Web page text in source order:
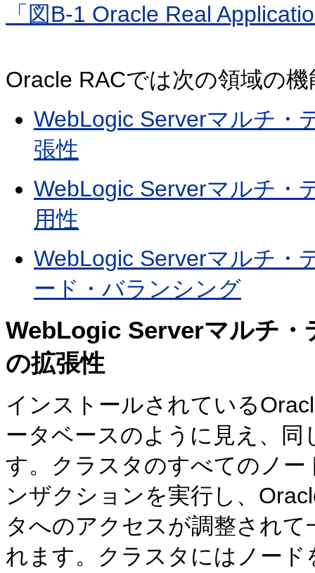
「図B-1 Oracle Real
Oracle RACでは次の領域の
WebLogic Serverマルチ・
張性
WebLogic Serverマルチ・
用性
WebLogic Serverマルチ・
ード・バランシング
WebLogic Serverマルチ・
の拡張性
インストールされている
ータベースのように見え、
す。クラスタのすべてのノ
ンザクションを実行し、
タへのアクセスが調整され
れます。クラスタにはノー